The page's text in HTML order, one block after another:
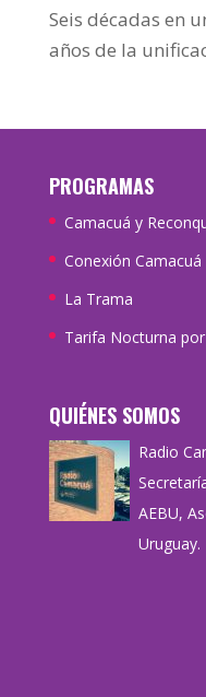
Seis décadas en
años de la
PROGRAMAS
Camacuá y
Conexión Camacuá
La Trama
Tarifa Nocturna
QUIÉNES SOMOS
Radio
AEBU,
Uruguay.